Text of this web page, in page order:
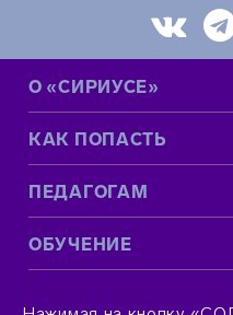
О «СИРИУСЕ»
КАК ПОПАСТЬ
ПЕДАГОГАМ
ОБУЧЕНИЕ